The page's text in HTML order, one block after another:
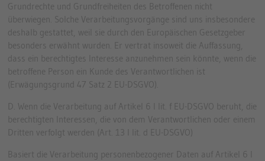
Grundrechte und Grundfreiheiten des Betroffenen nicht
überwiegen. Solche Verarbeitungsvorgänge sind uns insbesondere
deshalb gestattet, weil sie durch den Europäischen Gesetzgeber
besonders erwähnt wurden. Er vertrat insoweit die Auffassung,
dass ein berechtigtes Interesse anzunehmen sein könnte, wenn die
betroffene Person ein Kunde des Verantwortlichen ist
(Erwägungsgrund 47 Satz 2 EU-DSGVO).
D. Wenn die Verarbeitung auf Artikel 6 I lit. f EU-DSGVO beruht, die
berechtigten Interessen, die von dem Verantwortlichen oder einem
Dritten verfolgt werden (Art. 13 I lit. d EU-DSGVO)
Basiert die Verarbeitung personenbezogener Daten auf Artikel 6 I